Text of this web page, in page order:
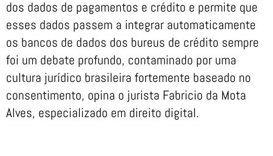
dos dados de pagamentos e crédito e permite que
esses dados passem a integrar automaticamente
os bancos de dados dos bureus de crédito sempre
foi um debate profundo, contaminado por uma
cultura jurídico brasileira fortemente baseado no
consentimento, opina o jurista Fabricio da Mota
Alves, especializado em direito digital.